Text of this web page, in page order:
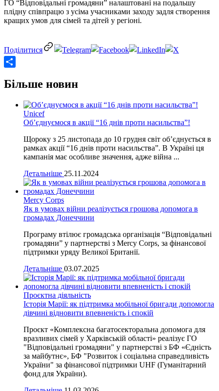
ГО “Відповідальні громадяни” налаштовані на подальшу
плідну співпрацю з усіма учасниками заходу задля створення
кращих умов для сімей та дітей у регіоні.
Більше новин
Unicef
Об’єднуємося в акції “16 днів проти насильства”!
Щороку з 25 листопада до 10 грудня світ об’єднується в
рамках акції “16 днів проти насильства”. В Україні ця
кампанія має особливе значення, адже війна ...
Детальніше 25.11.2024
Mercy Corps
Як в умовах війни реалізується грошова допомога в
громадах Донеччини
Програму втілює громадська організація “Відповідальні
громадяни” у партнерстві з Mercy Corps, за фінансової
підтримки уряду Великої Британії.
Детальніше 03.07.2025
Проєктна діяльність
Історія Марії: як підтримка мобільної бригади допомогла
дівчині відновити впевненість і спокій
Проєкт «Комплексна багатосекторальна допомога для
вразливих сімей у Харківській області» реалізує ГО
"Відповідальні громадяни" у партнерстві з БФ «Єдність
за майбутнє», БФ "Розвиток і соціальна справедливість
України" за фінансової підтримки UHF (Гуманітарний
фонд для України).